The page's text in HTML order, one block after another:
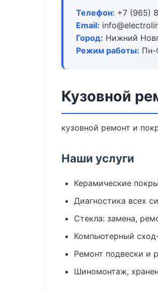
Телефон: +7 (965)
Email:
Город: Нижний
Режим работы: Пн-
Кузовной
кузовной ремонт и
Наши услуги
Керамические
Диагностика всех
Стекла: замена,
Компьютерный
Ремонт подвески и
Шиномонтаж,